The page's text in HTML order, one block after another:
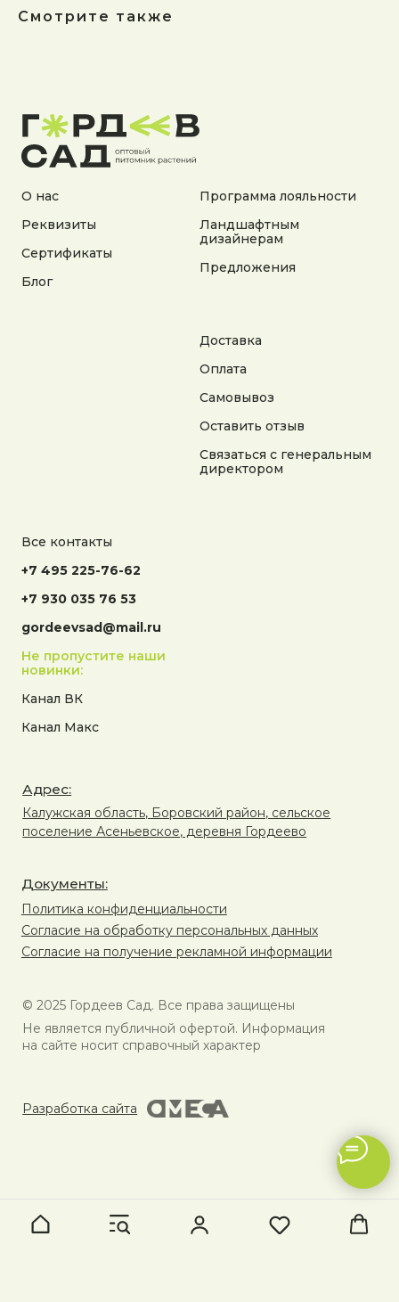
Смотрите также
О нас
Реквизиты
Сертификаты
Блог
Программа лояльности
Ландшафтным
дизайнерам
Предложения
Доставка
Оплата
Самовывоз
Оставить отзыв
Связаться с генеральным
директором
Все контакты
+7 495 225-76-62
+7 930 035 76 53
gordeevsad@mail.ru
Не пропустите наши
новинки:
Канал ВК
Канал Макс
© 2025 Гордеев Сад. Все права защищены
Не является публичной офертой. Информация
Адрес:
Калужская область, Боровский район, сельское
поселение Асеньевское, деревня Гордеево
Согласие на получение рекламной информации